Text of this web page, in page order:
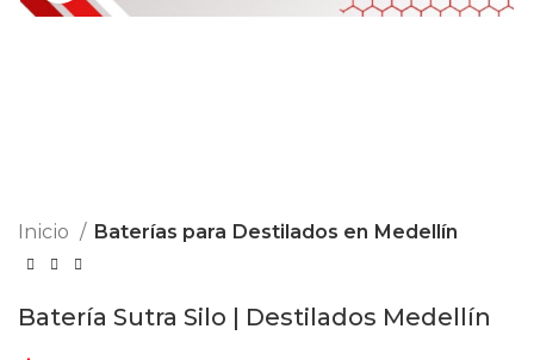
Inicio Baterías para Destilados en Medellín
Batería Sutra Silo | Destilados Medellín